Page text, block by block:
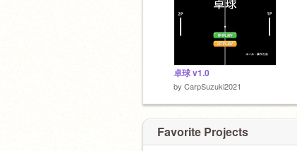
卓球 v1.0
by CarpSuzuki2021
Favorite Projects